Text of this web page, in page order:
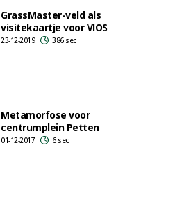
GrassMaster-veld als
visitekaartje voor VIOS
23-12-2019 386 sec
Metamorfose voor
centrumplein Petten
01-12-2017 6 sec